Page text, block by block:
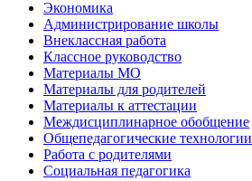
Экономика
Администрирование школы
Внеклассная работа
Классное руководство
Материалы МО
Материалы для родителей
Материалы к аттестации
Междисциплинарное обобщение
Общепедагогические технологии
Работа с родителями
Социальная педагогика